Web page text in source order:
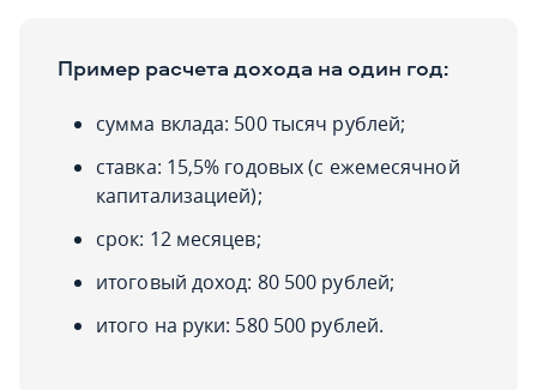
Пример расчета дохода на один год:
сумма вклада: 500 тысяч рублей;
ставка: 15,5% годовых (с ежемесячной
капитализацией);
срок: 12 месяцев;
итоговый доход: 80 500 рублей;
итого на руки: 580 500 рублей.